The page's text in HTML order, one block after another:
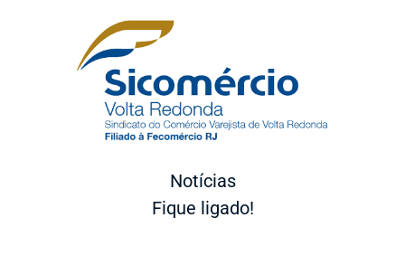
Notícias
Fique ligado!